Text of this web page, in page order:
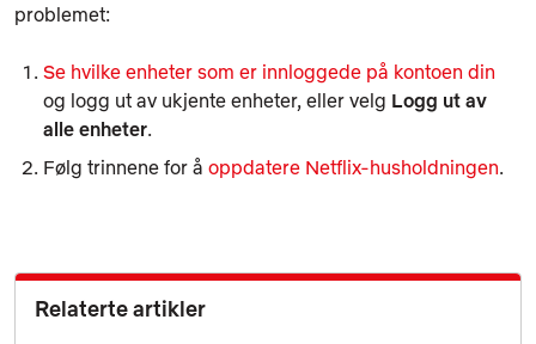
problemet:
Se hvilke enheter som er innloggede på kontoen din
og logg ut av ukjente enheter, eller velg Logg ut av
alle enheter.
Følg trinnene for å oppdatere Netflix-husholdningen.
Relaterte artikler